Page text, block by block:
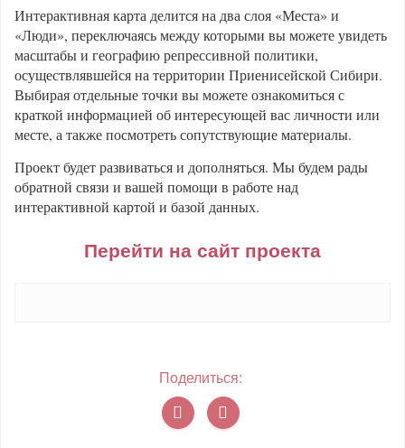
Интерактивная карта делится на два слоя «Места» и
«Люди», переключаясь между которыми вы можете увидеть
масштабы и географию репрессивной политики,
осуществлявшейся на территории Приенисейской Сибири.
Выбирая отдельные точки вы можете ознакомиться с
краткой информацией об интересующей вас личности или
месте, а также посмотреть сопутствующие материалы.
Проект будет развиваться и дополняться. Мы будем рады
обратной связи и вашей помощи в работе над
интерактивной картой и базой данных.
Перейти на сайт проекта
Поделиться: